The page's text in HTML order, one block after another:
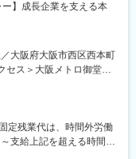
ー】成長企業を支える本
大阪府大阪市西区西本町
ス＞大阪メトロ御堂筋
口より徒歩6分大阪メト
歩6分 ◎2022年7月に移
迎！※受動喫煙対策：屋内
定残業代は、時間外労働
支給上記を超える時間外